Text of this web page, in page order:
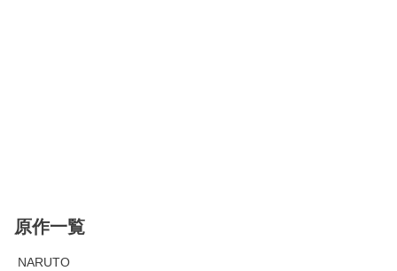
原作一覧
NARUTO